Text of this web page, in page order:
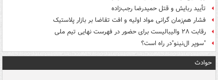
تأیید ربایش و قتل حمیدرضا رجب‌زاده
فشار هم‌زمان گرانی مواد اولیه و افت تقاضا بر بازار پلاستیک
رقابت ۲۸ والیبالیست برای حضور در فهرست نهایی تیم ملی
"سوپر ال‌نینو"در راه است؟
حوادث